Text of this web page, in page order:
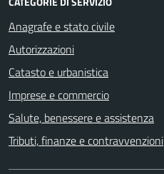
Anagrafe e stato civile
Autorizzazioni
Catasto e urbanistica
Imprese e commercio
Salute, benessere e assistenza
Tributi, finanze e contravvenzioni